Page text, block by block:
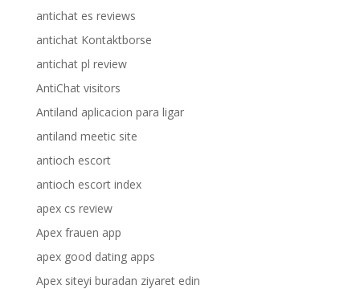
antichat es reviews
antichat Kontaktborse
antichat pl review
AntiChat visitors
Antiland aplicacion para ligar
antiland meetic site
antioch escort
antioch escort index
apex cs review
Apex frauen app
apex good dating apps
Apex siteyi buradan ziyaret edin